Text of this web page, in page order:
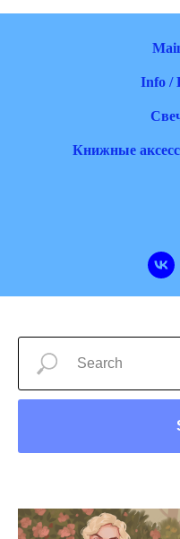
Info /
Книжные